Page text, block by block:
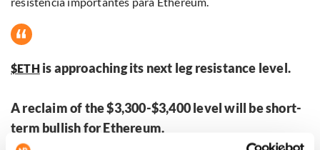
$ETHis approaching its next leg resistance level.
A reclaim of the $3,300-$3,400 level will be short-
term bullish for Ethereum.